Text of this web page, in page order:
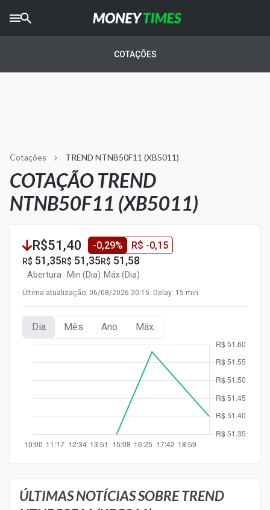
AGROTIMES
Newsletters
Money Trader
Últimas Notícias
Newsletters
Cotações
Comprar ou vender?
Central de Fundos Imobiliários
Central dos IPOs
Renda Fixa
Finanças Pessoais
COTAÇÕES
Cotações TREND NTNB50F11 (XB5011)
COTAÇÃO TREND
NTNB50F11 (XB5011)
R$51,40 -0,29% R$ -0,15
R$ 51,35
Abertura
R$ 51,35
Min (Dia)
R$ 51,58
Máx (Dia)
Última atualização: 06/08/2026 20:15. Delay: 15 min
Dia Mês Ano Máx.
ÚLTIMAS NOTÍCIAS SOBRE TREND